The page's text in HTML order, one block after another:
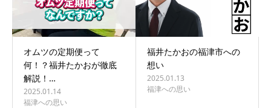
オムツの定期便って
何！？福井たかおが徹底
解説！…
2025.01.14
福津への思い
福井たかおの福津市への
想い
2025.01.13
福津への思い